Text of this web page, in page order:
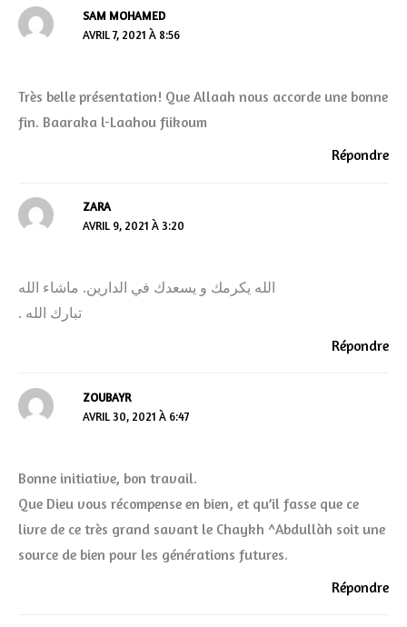
SAM MOHAMED
AVRIL 7, 2021 À 8:56
Très belle présentation! Que Allaah nous accorde une bonne
fin. Baaraka l-Laahou fiikoum
Répondre
ZARA
AVRIL 9, 2021 À 3:20
الله يكرمك و يسعدك في الدارين. ماشاء الله
. تبارك الله
Répondre
ZOUBAYR
AVRIL 30, 2021 À 6:47
Bonne initiative, bon travail.
Que Dieu vous récompense en bien, et qu’il fasse que ce
livre de ce très grand savant le Chaykh ^Abdullàh soit une
source de bien pour les générations futures.
Répondre